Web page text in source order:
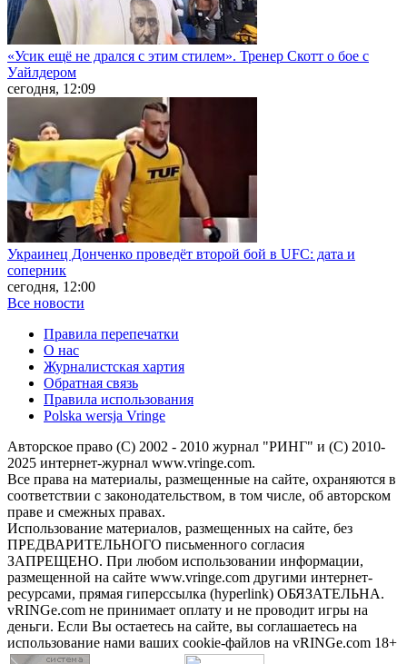
«Усик ещё не дрался с этим стилем». Тренер Скотт о бое с
Уайлдером
сегодня, 12:09
Украинец Донченко проведёт второй бой в UFC: дата и
соперник
сегодня, 12:00
Все новости
Правила перепечатки
О нас
Журналистская хартия
Обратная связь
Правила использования
Polska wersja Vringe
Авторское право (С) 2002 - 2010 журнал "РИНГ" и (С) 2010-
2025 интернет-журнал www.vringe.com.
Все права на материалы, размещенные на сайте, охраняются в
соответствии с законодательством, в том числе, об авторском
праве и смежных правах.
Использование материалов, размещенных на сайте, без
ПРЕДВАРИТЕЛЬНОГО письменного согласия
ЗАПРЕЩЕНО. При любом использовании информации,
размещенной на сайте www.vringe.com другими интернет-
ресурсами, прямая гиперссылка (hyperlink) ОБЯЗАТЕЛЬНА.
vRINGe.com не принимает оплату и не проводит игры на
деньги. Если Вы остаетесь на сайте, вы соглашаетесь на
использование нами ваших cookie-файлов на vRINGe.com 18+